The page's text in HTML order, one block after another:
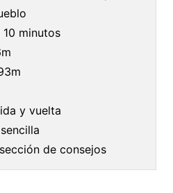
10 minutos
y vuelta
de consejos